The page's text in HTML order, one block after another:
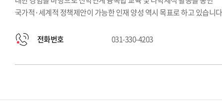
국가적·세계적 정책제안이 가능한 인재 양성 역시 목표로 하고 있습니
전화번호 031-330-4203